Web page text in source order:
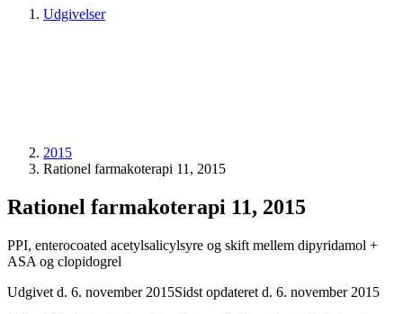
Udgivelser
2015
Rationel farmakoterapi 11, 2015
Rationel farmakoterapi 11, 2015
PPI, enterocoated acetylsalicylsyre og skift mellem dipyridamol +
ASA og clopidogrel
Udgivet d. 6. november 2015Sidst opdateret d. 6. november 2015